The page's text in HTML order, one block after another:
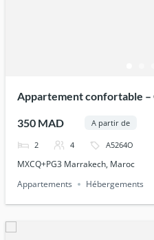
Appartement confortable
350 MAD A partir de
2 4 A5264O
MXCQ+PG3 Marrakech, Maroc
Appartements
Hébergements